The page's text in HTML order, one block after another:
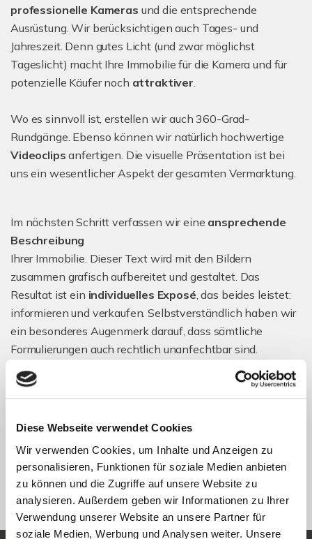
Diese Webseite verwendet Cookies
Wir verwenden Cookies, um Inhalte und Anzeigen zu
personalisieren, Funktionen für soziale Medien anbieten
zu können und die Zugriffe auf unsere Website zu
analysieren. Außerdem geben wir Informationen zu Ihrer
Verwendung unserer Website an unsere Partner für
soziale Medien, Werbung und Analysen weiter. Unsere
professionelle Kameras und die entsprechende
Ausrüstung. Wir berücksichtigen auch Tages- und
Jahreszeit. Denn gutes Licht (und zwar möglichst
Tageslicht) macht Ihre Immobilie für die Kamera und für
potenzielle Käufer noch attraktiver.
Wo es sinnvoll ist, erstellen wir auch 360-Grad-
Rundgänge. Ebenso können wir natürlich hochwertige
Videoclips anfertigen. Die visuelle Präsentation ist bei
uns ein wesentlicher Aspekt der gesamten Vermarktung.
Im nächsten Schritt verfassen wir eine ansprechende
Beschreibung
Ihrer Immobilie. Dieser Text wird mit den Bildern
zusammen grafisch aufbereitet und gestaltet. Das
Resultat ist ein individuelles Exposé, das beides leistet:
informieren und verkaufen. Selbstverständlich haben wir
ein besonderes Augenmerk darauf, dass sämtliche
Formulierungen auch rechtlich unanfechtbar sind.
Je nach Objekt platzieren wir Ihre Immobilie in den
Zeitungen und den
wichtigen Internetportalen
Werbetafeln, Fahnen usw. entscheiden wir gemeinsam
mit Ihnen.